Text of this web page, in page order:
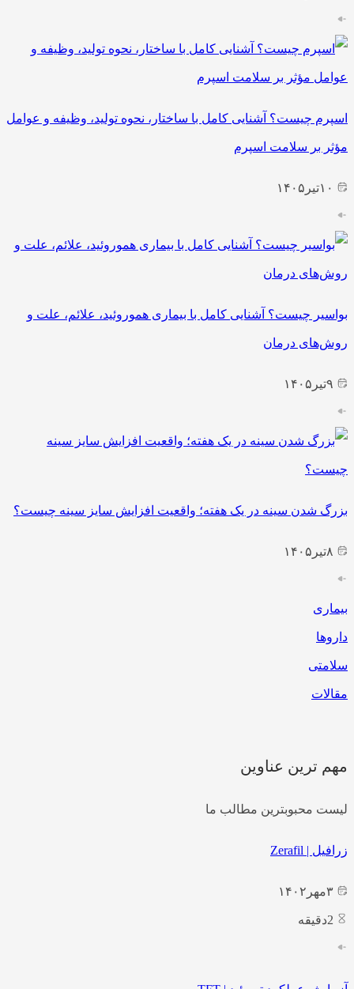
اسپرم چیست؟ آشنایی کامل با ساختار، نحوه تولید، وظیفه و عوامل
مؤثر بر سلامت اسپرم
۱۰تیر ۱۴۰۵
بواسیر چیست؟ آشنایی کامل با بیماری هموروئید، علائم، علت و
روش‌های درمان
۹تیر ۱۴۰۵
بزرگ شدن سینه در یک هفته؛ واقعیت افزایش سایز سینه چیست؟
۸تیر ۱۴۰۵
بیماری
داروها
سلامتی
مقالات
مهم ترین عناوین
لیست محبوبترین مطالب ما
زرافیل | Zerafil
۳مهر ۱۴۰۲
دقیقه